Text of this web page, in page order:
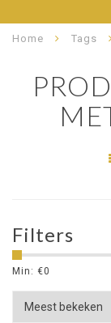
Home Tags
Filters
Min: €0